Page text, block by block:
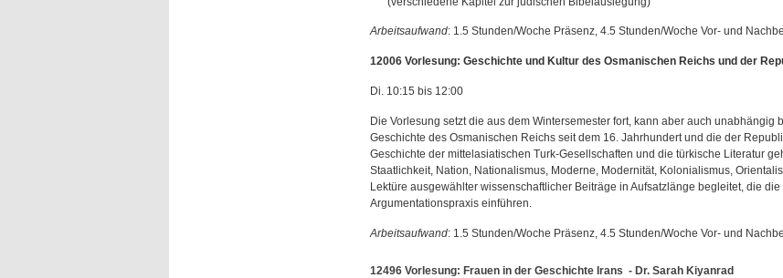
Arbeitsaufwand: 1.5 Stunden/Woche Präsenz, 4.5 Stunden/Woche Vor- und
12006 Vorlesung: Geschichte und Kultur des Osmanischen Reichs und der
Di. 10:15 bis 12:00
Die Vorlesung setzt die aus dem Wintersemester fort, kann aber auch unabhängig
Geschichte des Osmanischen Reichs seit dem 16. Jahrhundert und die der
Geschichte der mittelasiatischen Turk-Gesellschaften und die türkische Literatur
Staatlichkeit, Nation, Nationalismus, Moderne, Modernität, Kolonialismus,
Lektüre ausgewählter wissenschaftlicher Beiträge in Aufsatzlänge begleitet, die
Argumentationspraxis einführen.
Arbeitsaufwand: 1.5 Stunden/Woche Präsenz, 4.5 Stunden/Woche Vor- und
12496 Vorlesung: Frauen in der Geschichte Irans - Dr. Sarah Kiyanrad